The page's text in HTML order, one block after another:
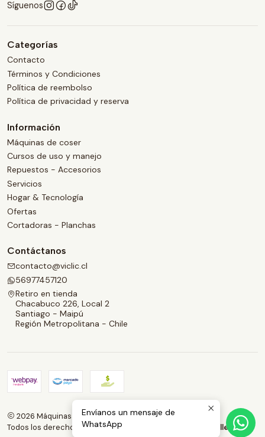
Síguenos
Categorías
Contacto
Términos y Condiciones
Política de reembolso
Política de privacidad y reserva
Información
Máquinas de coser
Cursos de uso y manejo
Repuestos - Accesorios
Servicios
Hogar & Tecnología
Ofertas
Cortadoras - Planchas
Contáctanos
contacto@viclic.cl
56977457120
Retiro en tienda
Chacabuco 226, Local 2
Santiago - Maipú
Región Metropolitana - Chile
2026 Máquinas de coser | Viclic Spa.
Todos los derechos reservados.
Desarrollado por Jumpseller
Envíanos un mensaje de
WhatsApp